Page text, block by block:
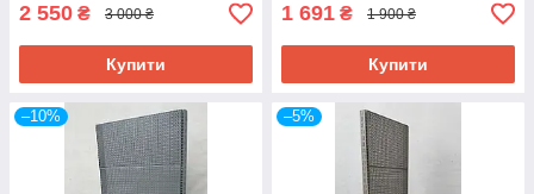
2 550 ₴ 3 000 ₴
Купити
1 691 ₴ 1 900 ₴
Купити
–10% –5%